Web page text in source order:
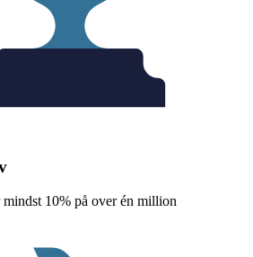
mindst 10% på over én million